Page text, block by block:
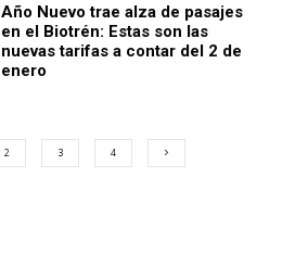
Año Nuevo trae alza de pasajes
en el Biotrén: Estas son las
nuevas tarifas a contar del 2 de
enero
2 3 4